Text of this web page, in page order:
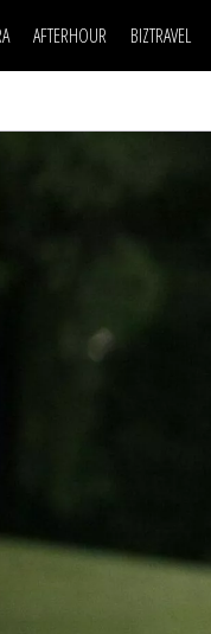
AFTERHOUR BIZTRAVEL
UGAO
FILM I SCENA
AUTO SVET